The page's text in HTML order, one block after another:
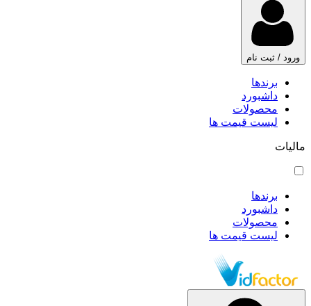
ورود / ثبت نام
برندها
داشبورد
محصولات
لیست قیمت ها
مالیات
برندها
داشبورد
محصولات
لیست قیمت ها